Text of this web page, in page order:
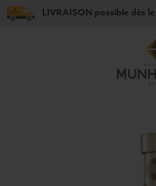
LIVRAISON possible dès le